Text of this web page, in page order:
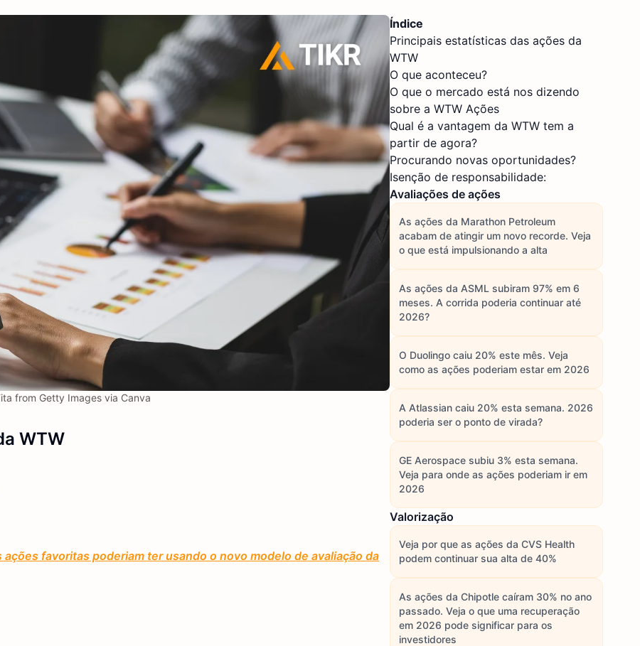
from Getty Images via Canva
WTW
favoritas poderiam ter usando o novo modelo de avaliação da
Índice
Principais estatísticas das ações da
WTW
O que aconteceu?
O que o mercado está nos dizendo
sobre a WTW Ações
Qual é a vantagem da WTW tem a
partir de agora?
Procurando novas oportunidades?
Isenção de responsabilidade:
Avaliações de ações
As ações da Marathon Petroleum
acabam de atingir um novo recorde. Veja
o que está impulsionando a alta
As ações da ASML subiram 97% em 6
meses. A corrida poderia continuar até
2026?
O Duolingo caiu 20% este mês. Veja
como as ações poderiam estar em 2026
A Atlassian caiu 20% esta semana. 2026
poderia ser o ponto de virada?
GE Aerospace subiu 3% esta semana.
Veja para onde as ações poderiam ir em
2026
Valorização
Veja por que as ações da CVS Health
podem continuar sua alta de 40%
As ações da Chipotle caíram 30% no ano
passado. Veja o que uma recuperação
em 2026 pode significar para os
investidores